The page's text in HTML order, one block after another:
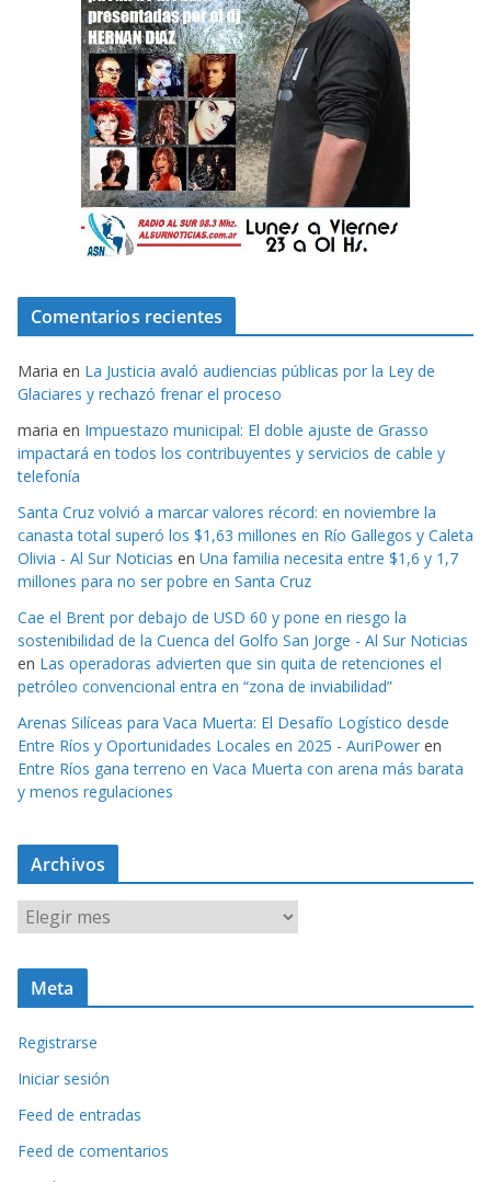
Comentarios recientes
Maria en La Justicia avaló audiencias públicas por la Ley de
Glaciares y rechazó frenar el proceso
maria en Impuestazo municipal: El doble ajuste de Grasso
impactará en todos los contribuyentes y servicios de cable y
telefonía
Santa Cruz volvió a marcar valores récord: en noviembre la
canasta total superó los $1,63 millones en Río Gallegos y Caleta
Olivia - Al Sur Noticias en Una familia necesita entre $1,6 y 1,7
millones para no ser pobre en Santa Cruz
Cae el Brent por debajo de USD 60 y pone en riesgo la
sostenibilidad de la Cuenca del Golfo San Jorge - Al Sur Noticias
en Las operadoras advierten que sin quita de retenciones el
petróleo convencional entra en “zona de inviabilidad”
Arenas Silíceas para Vaca Muerta: El Desafío Logístico desde
Entre Ríos y Oportunidades Locales en 2025 - AuriPower en
Entre Ríos gana terreno en Vaca Muerta con arena más barata
y menos regulaciones
Archivos
r
c
v
o
s
Meta
Registrarse
Iniciar sesión
Feed de entradas
Feed de comentarios